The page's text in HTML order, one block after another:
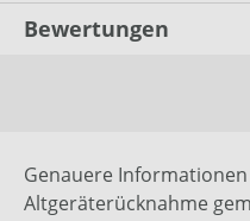
Bewertungen
Genauere
Altgeräterücknahme